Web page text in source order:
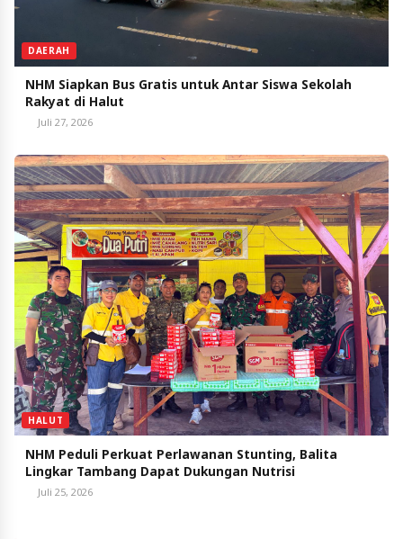
DAERAH
NHM Siapkan Bus Gratis untuk Antar Siswa Sekolah
Rakyat di Halut
Juli 27, 2026
HALUT
NHM Peduli Perkuat Perlawanan Stunting, Balita
Lingkar Tambang Dapat Dukungan Nutrisi
Juli 25, 2026